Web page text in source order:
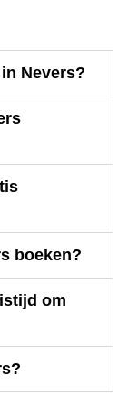
Nevers?
boeken?
om